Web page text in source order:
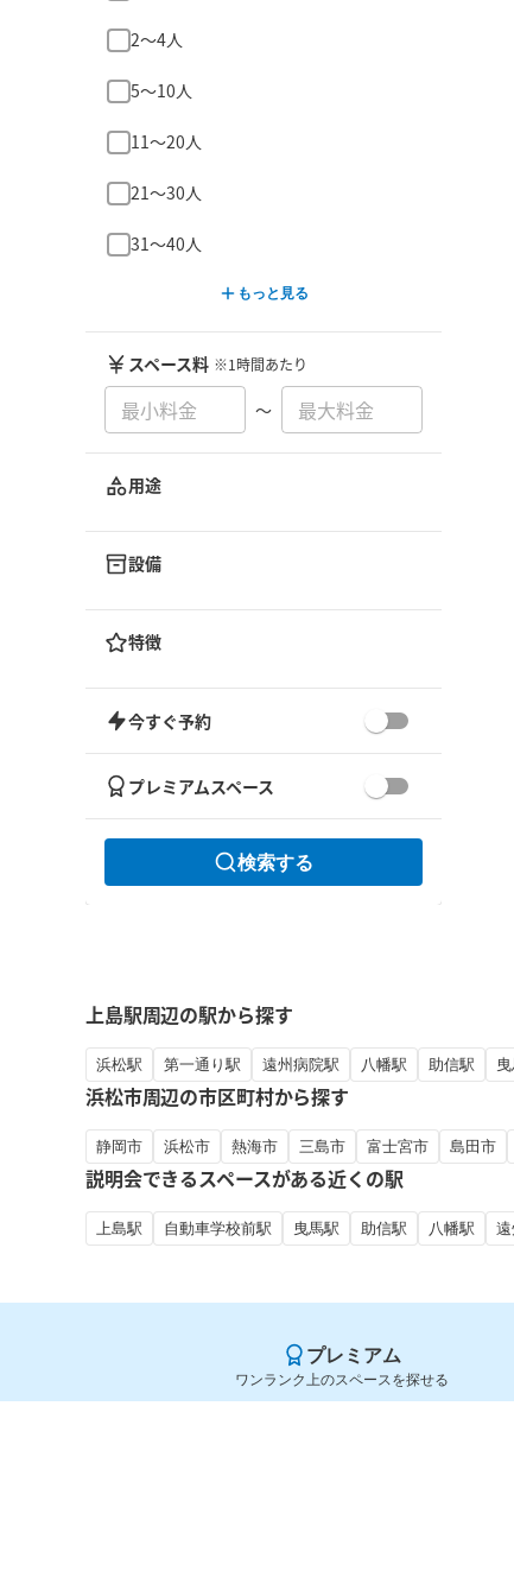
2〜4人
5〜10人
11〜20人
21〜30人
31〜40人
もっと見る
スペース料 ※1時間あたり
〜
用途
設備
特徴
今すぐ予約
プレミアムスペース
検索する
上島駅周辺の駅から探す
浜松駅 第一通り駅 遠州病院駅 八幡駅 助信駅
浜松市周辺の市区町村から探す
静岡市 浜松市 熱海市 三島市 富士宮市 島田市
説明会できるスペースがある近くの駅
上島駅 自動車学校前駅 曳馬駅 助信駅 八幡駅
プレミアム
ワンランク上のスペースを探せる